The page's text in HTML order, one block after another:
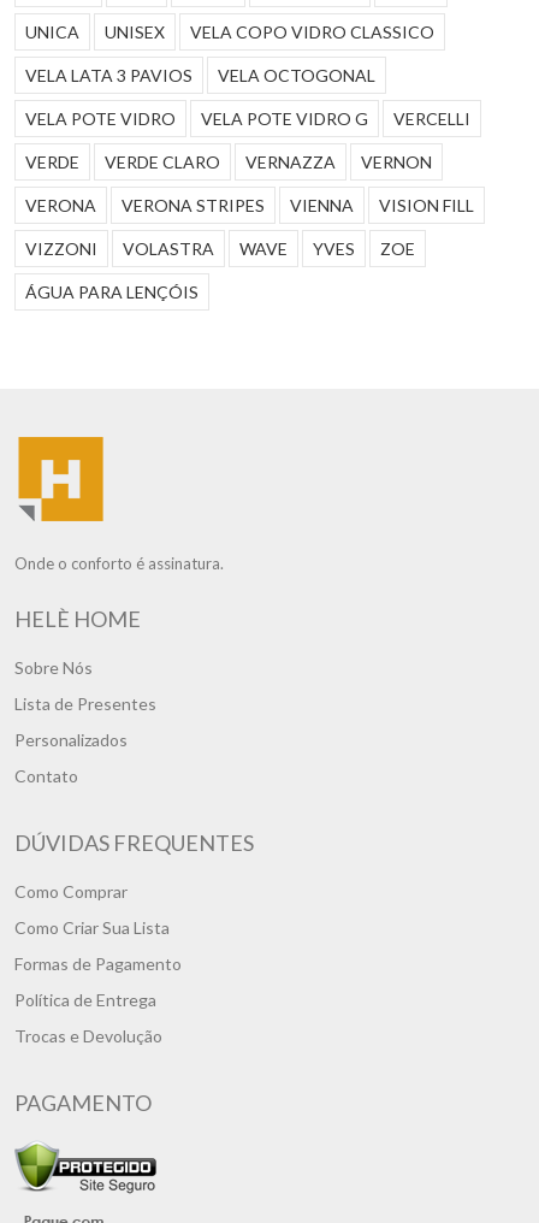
UNICA UNISEX VELA COPO VIDRO CLASSICO
VELA LATA 3 PAVIOS VELA OCTOGONAL
VELA POTE VIDRO VELA POTE VIDRO G VERCELLI
VERDE VERDE CLARO VERNAZZA VERNON
VERONA VERONA STRIPES VIENNA VISION FILL
VIZZONI VOLASTRA WAVE YVES ZOE
ÁGUA PARA LENÇÓIS
Onde o conforto é assinatura.
HELÈ HOME
Sobre Nós
Lista de Presentes
Personalizados
Contato
DÚVIDAS FREQUENTES
Como Comprar
Como Criar Sua Lista
Formas de Pagamento
Política de Entrega
Trocas e Devolução
PAGAMENTO